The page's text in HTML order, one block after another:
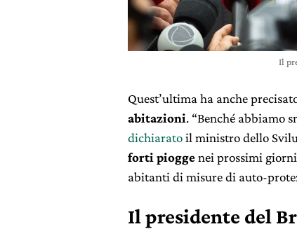
Il
Quest’ultima ha anche
abitazioni. “Benché abbiamo
dichiaratoil ministro dello
forti pioggenei prossimi
abitanti di misure di auto-
Il presidente del